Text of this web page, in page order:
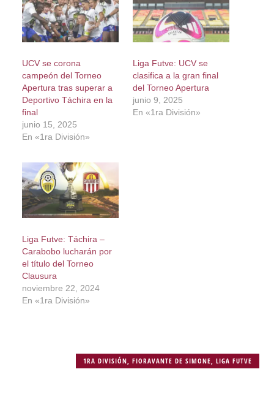
UCV se corona
campeón del Torneo
Apertura tras superar a
Deportivo Táchira en la
final
junio 15, 2025
En «1ra División»
Liga Futve: UCV se
clasifica a la gran final
del Torneo Apertura
junio 9, 2025
En «1ra División»
Liga Futve: Táchira –
Carabobo lucharán por
el título del Torneo
Clausura
noviembre 22, 2024
En «1ra División»
1RA DIVISIÓN ,FIORAVANTE DE SIMONE ,LIGA FUTVE